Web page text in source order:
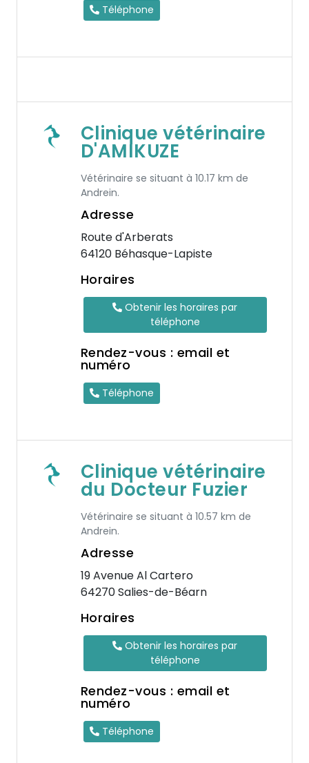
Téléphone
Clinique vétérinaire
D'AMIKUZE
Vétérinaire se situant à 10.17 km de
Andrein.
Adresse
Route d'Arberats
64120 Béhasque-Lapiste
Horaires
Obtenir les horaires par
téléphone
Rendez-vous : email et
numéro
Téléphone
Clinique vétérinaire
du Docteur Fuzier
Vétérinaire se situant à 10.57 km de
Andrein.
Adresse
19 Avenue Al Cartero
64270 Salies-de-Béarn
Horaires
Obtenir les horaires par
téléphone
Rendez-vous : email et
numéro
Téléphone